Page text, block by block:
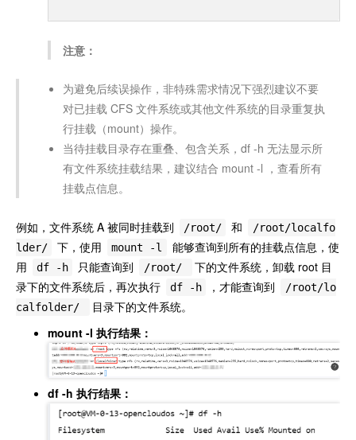
注意：
为避免后续误操作，非特殊需求情况下强烈建议不要
对已挂载 CFS 文件系统或其他文件系统的目录重复执
行挂载（mount）操作。
当待挂载目录存在重叠、包含关系，df -h 无法显示所
有文件系统挂载结果，建议结合 mount -l ，查看所有
挂载点信息。
例如，文件系统 A 被同时挂载到 /root/ 和
/root/localfo
lder/
下，使用 mount -l
能够查询到所有的挂载点信息，使
用
df -h 只能查询到 /root/
下的文件系统，卸载 root 目
录下的文件系统后，再次执行
df -h ，才能查询到
/root/lo
calfolder/
目录下的文件系统。
mount -l 执行结果：
df -h 执行结果：